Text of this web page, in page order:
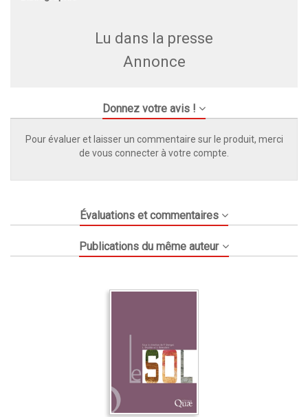
Lu dans la presse
Annonce
Donnez votre avis !
Pour évaluer et laisser un commentaire sur le produit, merci
de vous connecter à votre compte.
Évaluations et commentaires
Publications du même auteur